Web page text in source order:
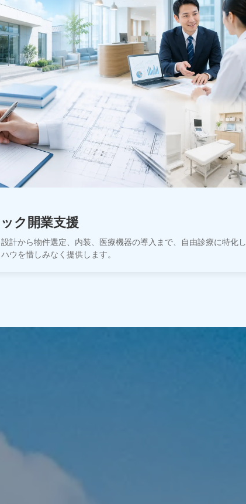
ク開業支援
計から物件選定、内装、医療機器の導入まで、自由診療に特化し
ウを惜しみなく提供します。